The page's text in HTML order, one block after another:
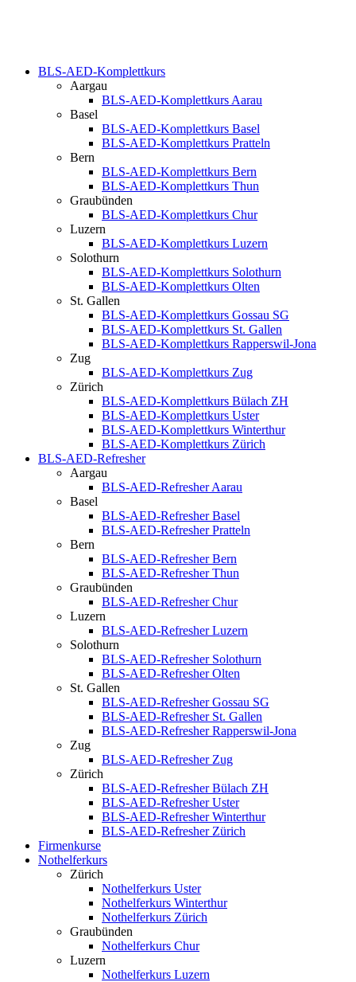
BLS-AED-Komplettkurs
Aargau
BLS-AED-Komplettkurs Aarau
Basel
BLS-AED-Komplettkurs Basel
BLS-AED-Komplettkurs Pratteln
Bern
BLS-AED-Komplettkurs Bern
BLS-AED-Komplettkurs Thun
Graubünden
BLS-AED-Komplettkurs Chur
Luzern
BLS-AED-Komplettkurs Luzern
Solothurn
BLS-AED-Komplettkurs Solothurn
BLS-AED-Komplettkurs Olten
St. Gallen
BLS-AED-Komplettkurs Gossau SG
BLS-AED-Komplettkurs St. Gallen
BLS-AED-Komplettkurs Rapperswil-Jona
Zug
BLS-AED-Komplettkurs Zug
Zürich
BLS-AED-Komplettkurs Bülach ZH
BLS-AED-Komplettkurs Uster
BLS-AED-Komplettkurs Winterthur
BLS-AED-Komplettkurs Zürich
BLS-AED-Refresher
Aargau
BLS-AED-Refresher Aarau
Basel
BLS-AED-Refresher Basel
BLS-AED-Refresher Pratteln
Bern
BLS-AED-Refresher Bern
BLS-AED-Refresher Thun
Graubünden
BLS-AED-Refresher Chur
Luzern
BLS-AED-Refresher Luzern
Solothurn
BLS-AED-Refresher Solothurn
BLS-AED-Refresher Olten
St. Gallen
BLS-AED-Refresher Gossau SG
BLS-AED-Refresher St. Gallen
BLS-AED-Refresher Rapperswil-Jona
Zug
BLS-AED-Refresher Zug
Zürich
BLS-AED-Refresher Bülach ZH
BLS-AED-Refresher Uster
BLS-AED-Refresher Winterthur
BLS-AED-Refresher Zürich
Firmenkurse
Nothelferkurs
Zürich
Nothelferkurs Uster
Nothelferkurs Winterthur
Nothelferkurs Zürich
Graubünden
Nothelferkurs Chur
Luzern
Nothelferkurs Luzern